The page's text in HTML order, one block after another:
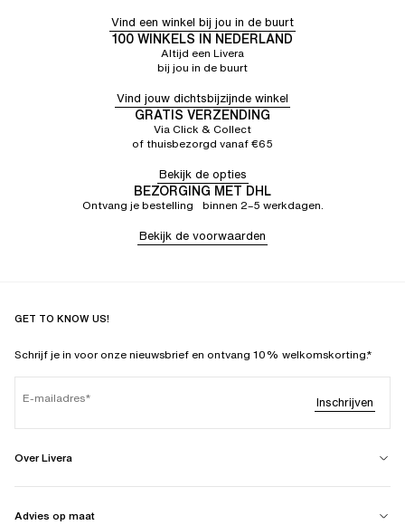
Vind een winkel bij jou in de buurt
100 WINKELS IN NEDERLAND
Altijd een Livera
bij jou in de buurt
Vind jouw dichtsbijzijnde winkel
GRATIS VERZENDING
Via Click & Collect
of thuisbezorgd vanaf €65
Bekijk de opties
BEZORGING MET DHL
Ontvang je bestelling binnen 2–5 werkdagen.
Bekijk de voorwaarden
GET TO KNOW US!
Schrijf je in voor onze nieuwsbrief en ontvang 10% welkomskorting.*
E-mailadres Inschrijven
Over Livera
Advies op maat